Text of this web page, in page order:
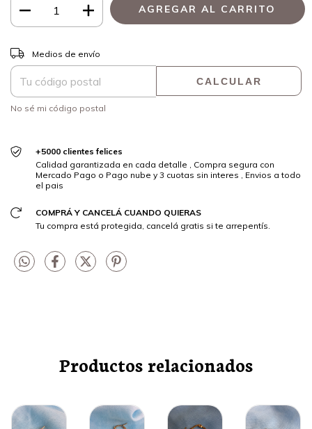
Entregas para el CP:
Medios de envío
CALCULAR
No sé mi código postal
+5000 clientes felices
Calidad garantizada en cada detalle , Compra segura con
Mercado Pago o Pago nube y 3 cuotas sin interes , Envios a todo
el pais
COMPRÁ Y CANCELÁ CUANDO QUIERAS
Tu compra está protegida, cancelá gratis si te arrepentís.
Productos relacionados